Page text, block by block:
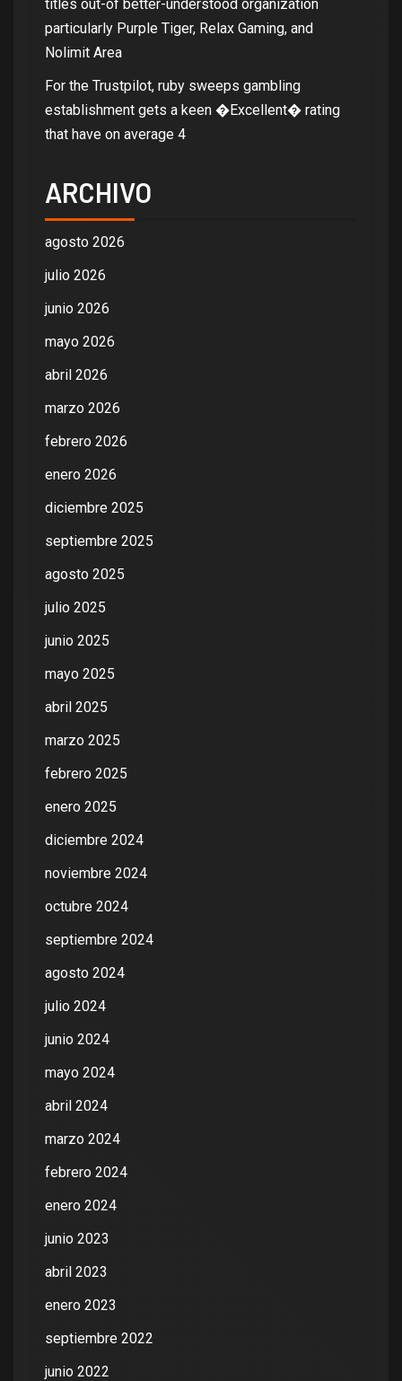
titles out-of better-understood organization
particularly Purple Tiger, Relax Gaming, and
Nolimit Area
For the Trustpilot, ruby sweeps gambling
establishment gets a keen �Excellent� rating
that have on average 4
ARCHIVO
agosto 2026
julio 2026
junio 2026
mayo 2026
abril 2026
marzo 2026
febrero 2026
enero 2026
diciembre 2025
septiembre 2025
agosto 2025
julio 2025
junio 2025
mayo 2025
abril 2025
marzo 2025
febrero 2025
enero 2025
diciembre 2024
noviembre 2024
octubre 2024
septiembre 2024
agosto 2024
julio 2024
junio 2024
mayo 2024
abril 2024
marzo 2024
febrero 2024
enero 2024
junio 2023
abril 2023
enero 2023
septiembre 2022
junio 2022